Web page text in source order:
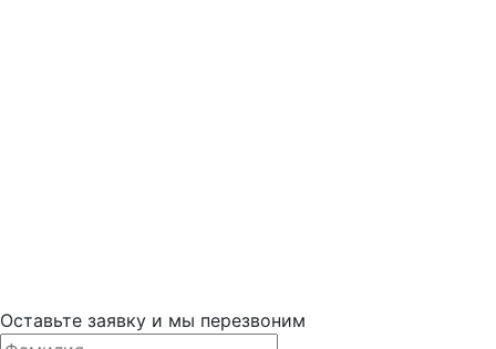
Оставьте заявку и мы перезвоним